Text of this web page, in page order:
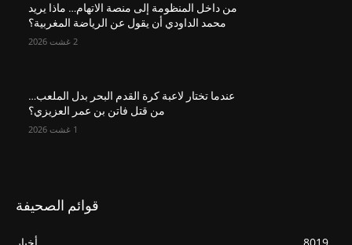
من داخل المنظومة إلى منصة الاتهام… ماذا يريد
محمد الداودي أن يقول عن الرياضة المغربية؟
2 غشت 2026
عندما تختار لاعبة كرة القدم البحر بدل الملعب…
من قتل فاتن بن عمر العزيزي؟
1 غشت 2026
قوائم الصحيفة